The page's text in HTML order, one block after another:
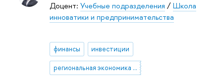
Доцент: Учебные подразделения /Школа
инноватики и предпринимательства
финансы инвестиции
региональная экономика и управление